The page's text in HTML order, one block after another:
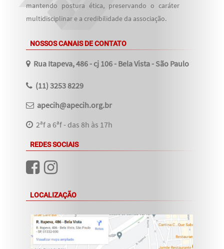
mantendo postura ética, preservando o caráter
multidisciplinar e a credibilidade da associação.
NOSSOS CANAIS DE CONTATO
Rua Itapeva, 486 - cj 106 - Bela Vista - São Paulo
(11) 3253 8229
apecih@apecih.org.br
2ªf a 6ªf - das 8h às 17h
REDES SOCIAIS
LOCALIZAÇÃO